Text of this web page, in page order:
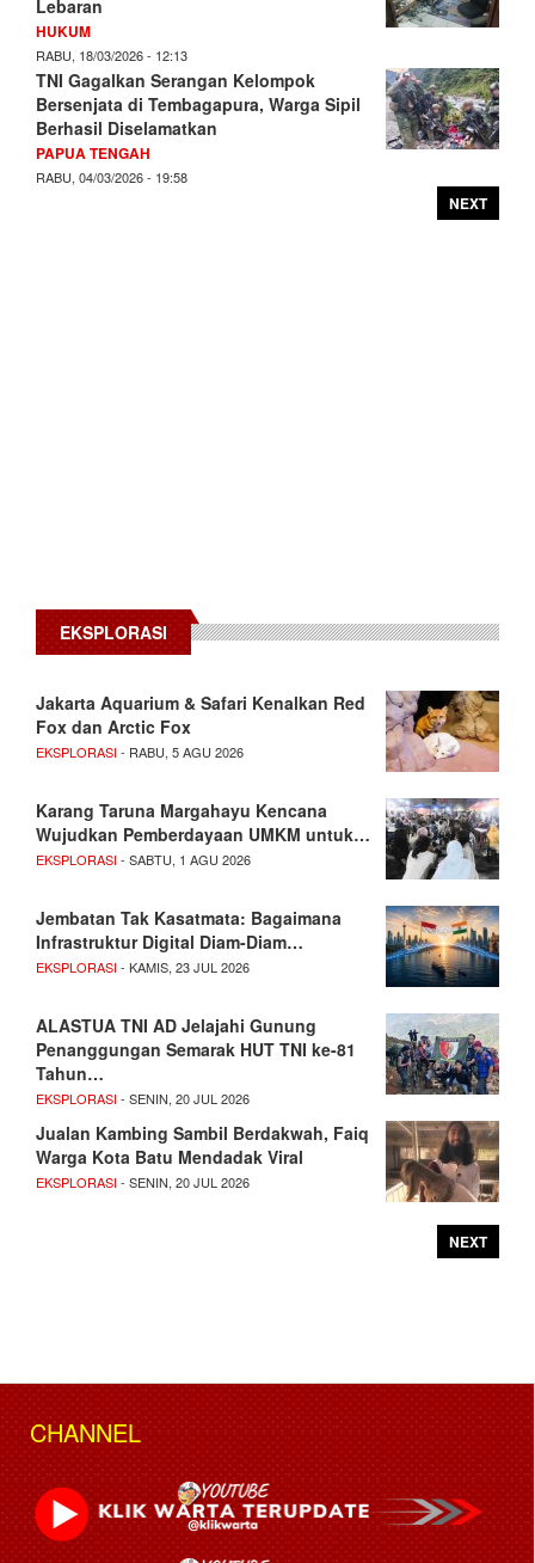
Lebaran
HUKUM
RABU, 18/03/2026 - 12:13
TNI Gagalkan Serangan Kelompok
Bersenjata di Tembagapura, Warga Sipil
Berhasil Diselamatkan
PAPUA TENGAH
RABU, 04/03/2026 - 19:58
NEXT
EKSPLORASI
Jakarta Aquarium & Safari Kenalkan Red
Fox dan Arctic Fox
EKSPLORASI- RABU, 5 AGU 2026
Karang Taruna Margahayu Kencana
Wujudkan Pemberdayaan UMKM untuk…
EKSPLORASI- SABTU, 1 AGU 2026
Jembatan Tak Kasatmata: Bagaimana
Infrastruktur Digital Diam-Diam…
EKSPLORASI- KAMIS, 23 JUL 2026
ALASTUA TNI AD Jelajahi Gunung
Penanggungan Semarak HUT TNI ke-81
Tahun…
EKSPLORASI- SENIN, 20 JUL 2026
Jualan Kambing Sambil Berdakwah, Faiq
Warga Kota Batu Mendadak Viral
EKSPLORASI- SENIN, 20 JUL 2026
NEXT
CHANNEL